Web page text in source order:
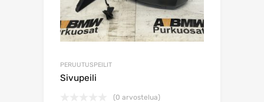
PERUUTUSPEILIT
Sivupeili
(0 arvostelua)